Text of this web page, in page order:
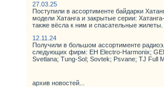
27.03.25
Поступили в ассортименте байдарки
модели Хатанга и закрытые серии:
также вёсла к ним и спасательные жилеты.
12.11.24
Получили в большом ассортименте
следующих фирм: EH Electro-Harmonix;
Svetlana; Tung-Sol; Sovtek; Psvane; TJ Full
архив новостей...